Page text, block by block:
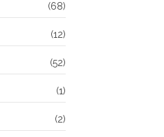
(68)
(12)
(52)
(1)
(2)